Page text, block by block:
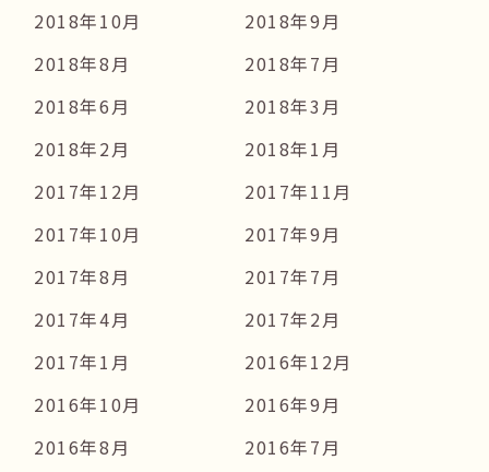
2018年10月
2018年9月
2018年8月
2018年7月
2018年6月
2018年3月
2018年2月
2018年1月
2017年12月
2017年11月
2017年10月
2017年9月
2017年8月
2017年7月
2017年4月
2017年2月
2017年1月
2016年12月
2016年10月
2016年9月
2016年8月
2016年7月